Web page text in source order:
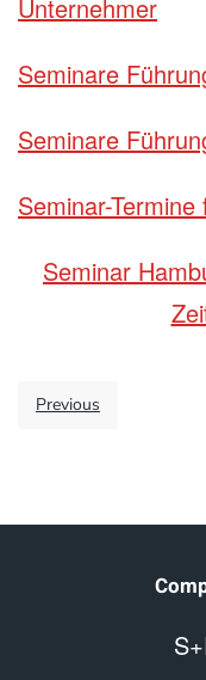
Unternehmer
Seminare
Seminare
Seminar-
Seminar
Previous